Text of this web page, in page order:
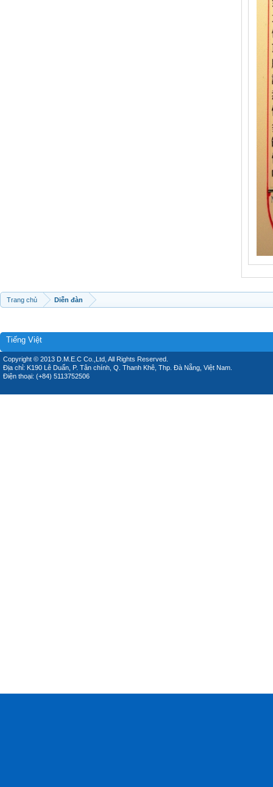
Trang chủ Diễn đàn
Tiếng Việt
Copyright © 2013 D.M.E.C Co.,Ltd, All Rights Reserved.
Địa chỉ: K190 Lê Duẩn, P. Tân chính, Q. Thanh Khê, Thp. Đà Nẵng, Việt Nam.
Điện thoại: (+84) 5113752506